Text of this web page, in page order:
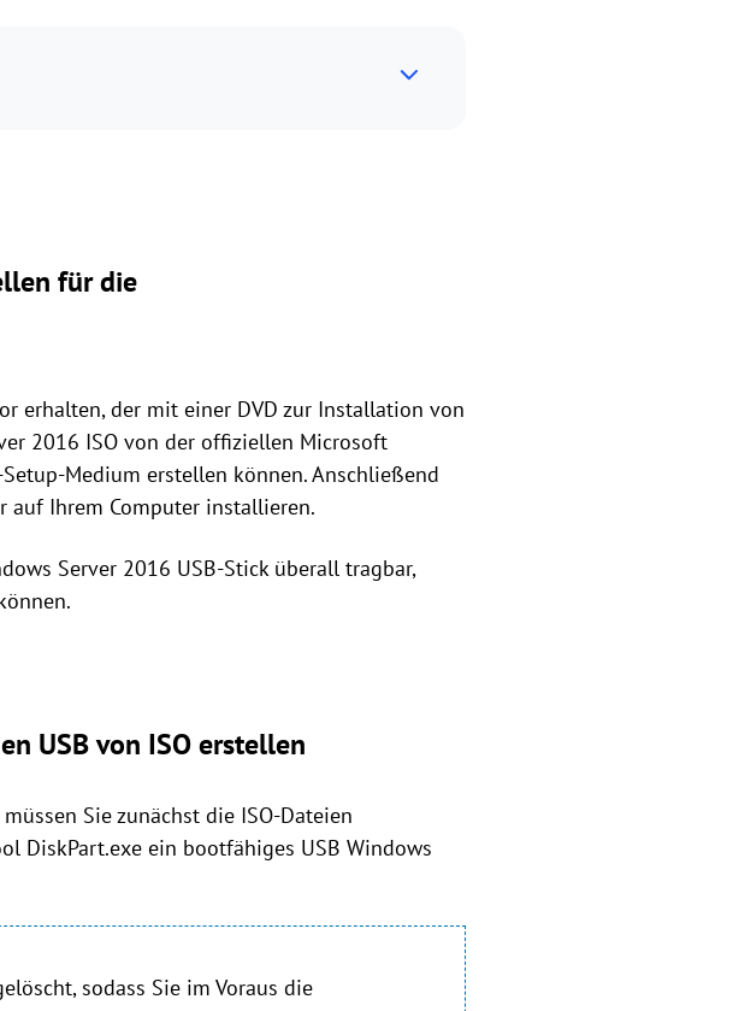
für die
erhalten, der mit einer DVD zur Installation von
2016 ISO von der offiziellen Microsoft
Medium erstellen können. Anschließend
auf Ihrem Computer installieren.
Server 2016 USB-Stick überall tragbar,
USB von ISO erstellen
Sie zunächst die ISO-Dateien
DiskPart.exe ein bootfähiges USB Windows
sodass Sie im Voraus die